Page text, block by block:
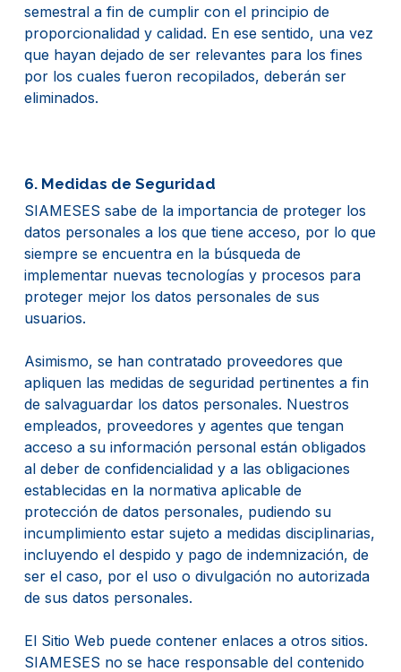
semestral a fin de cumplir con el principio de
proporcionalidad y calidad. En ese sentido, una vez
que hayan dejado de ser relevantes para los fines
por los cuales fueron recopilados, deberán ser
eliminados.
6. Medidas de Seguridad
SIAMESES sabe de la importancia de proteger los
datos personales a los que tiene acceso, por lo que
siempre se encuentra en la búsqueda de
implementar nuevas tecnologías y procesos para
proteger mejor los datos personales de sus
usuarios.
Asimismo, se han contratado proveedores que
apliquen las medidas de seguridad pertinentes a fin
de salvaguardar los datos personales. Nuestros
empleados, proveedores y agentes que tengan
acceso a su información personal están obligados
al deber de confidencialidad y a las obligaciones
establecidas en la normativa aplicable de
protección de datos personales, pudiendo su
incumplimiento estar sujeto a medidas disciplinarias,
incluyendo el despido y pago de indemnización, de
ser el caso, por el uso o divulgación no autorizada
de sus datos personales.
El Sitio Web puede contener enlaces a otros sitios.
SIAMESES no se hace responsable del contenido